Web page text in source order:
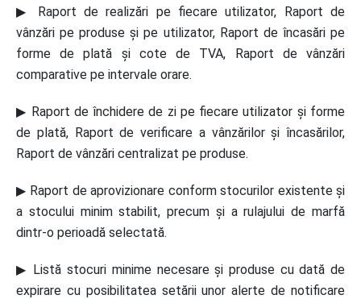
▶ Raport de realizări pe fiecare utilizator, Raport de
vânzări pe produse și pe utilizator, Raport de încasări pe
forme de plată și cote de TVA, Raport de vânzări
comparative pe intervale orare.
▶ Raport de închidere de zi pe fiecare utilizator și forme
de plată, Raport de verificare a vânzărilor și încasărilor,
Raport de vânzări centralizat pe produse.
▶ Raport de aprovizionare conform stocurilor existente și
a stocului minim stabilit, precum și a rulajului de marfă
dintr-o perioadă selectată.
▶ Listă stocuri minime necesare și produse cu dată de
expirare cu posibilitatea setării unor alerte de notificare